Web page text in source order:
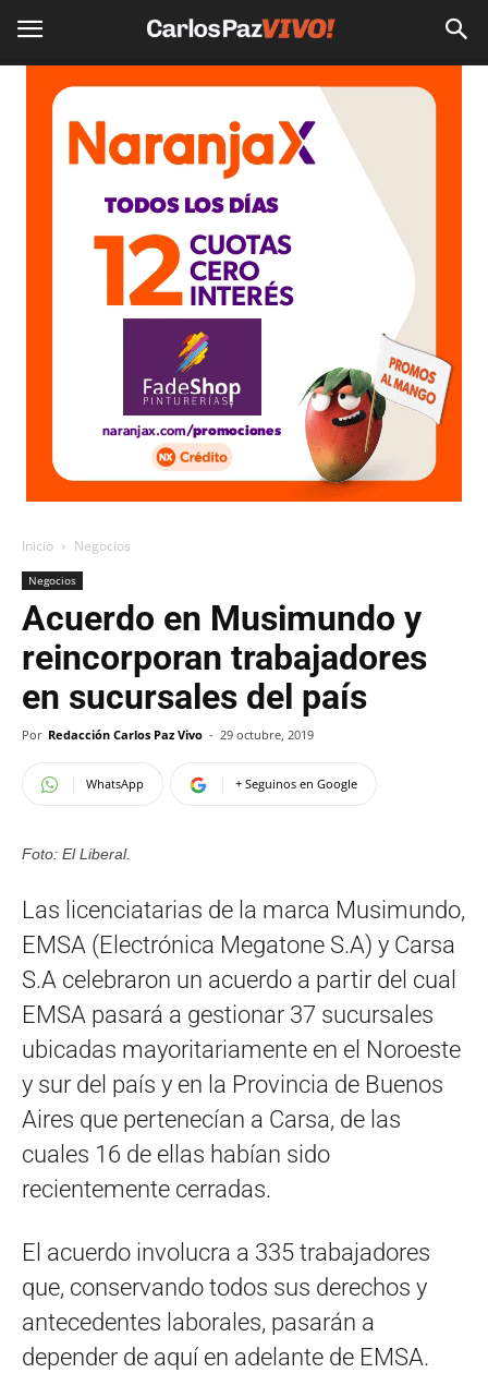
Inicio Negocios
Negocios
Acuerdo en Musimundo y
reincorporan trabajadores
en sucursales del país
Por Redacción Carlos Paz Vivo - 29 octubre, 2019
WhatsApp + Seguinos en Google
Foto: El Liberal.
Las licenciatarias de la marca Musimundo,
EMSA (Electrónica Megatone S.A) y Carsa
S.A celebraron un acuerdo a partir del cual
EMSA pasará a gestionar 37 sucursales
ubicadas mayoritariamente en el Noroeste
y sur del país y en la Provincia de Buenos
Aires que pertenecían a Carsa, de las
cuales 16 de ellas habían sido
recientemente cerradas.
El acuerdo involucra a 335 trabajadores
que, conservando todos sus derechos y
antecedentes laborales, pasarán a
depender de aquí en adelante de EMSA.